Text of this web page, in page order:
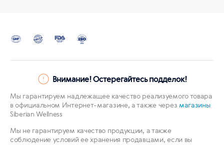
Внимание! Остерегайтесь подделок!
Мы гарантируем надлежащее качество реализуемого товара
в официальном Интернет-магазине, а также через магазины
Siberian Wellness
Мы не гарантируем качество продукции, а также
соблюдение условий ее хранения продавцами, если вы